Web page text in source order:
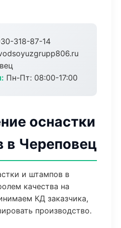
318-87-14
Пн-Пт: 08:00-17:00
оснастки
в Череповец
и штампов в
качества на
КД заказчика,
производство.